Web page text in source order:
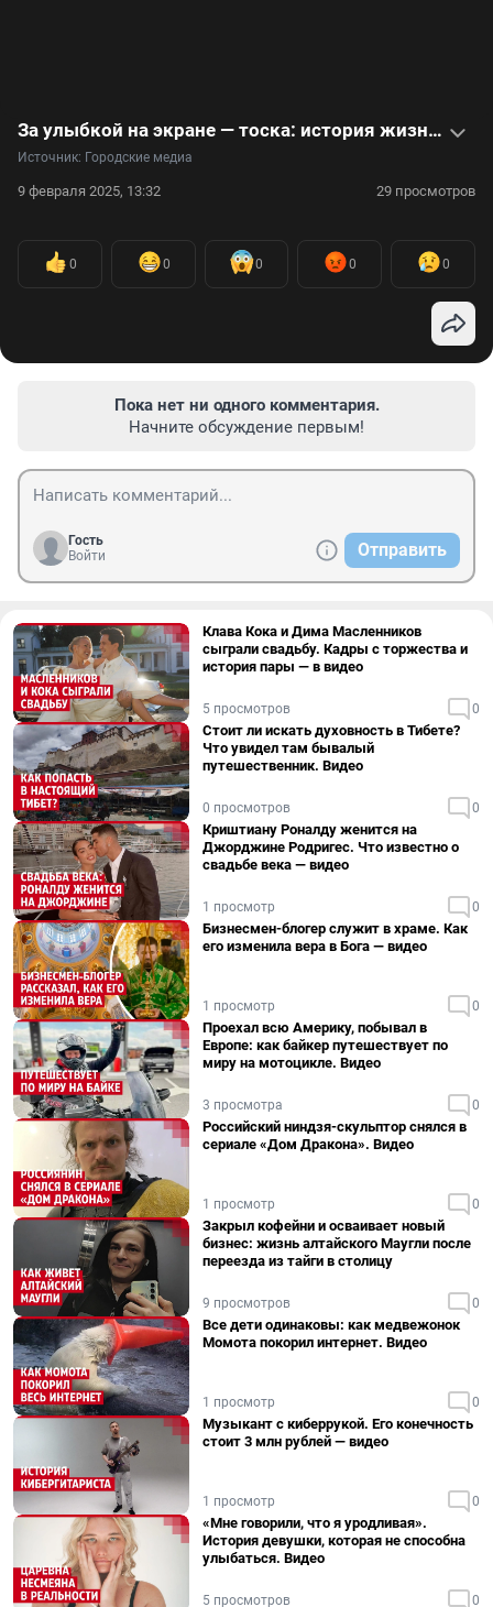
За улыбкой на экране — тоска: история жизни короля эпизодов советского кино
Источник: Городские медиа
9 февраля 2025, 13:32 29 просмотров
0 0 0 0 0
Пока нет ни одного комментария.
Начните обсуждение первым!
Гость
Войти
Отправить
Клава Кока и Дима Масленников
сыграли свадьбу. Кадры с торжества и
история пары — в видео
5 просмотров 0
Стоит ли искать духовность в Тибете?
Что увидел там бывалый
путешественник. Видео
0 просмотров 0
Криштиану Роналду женится на
Джорджине Родригес. Что известно о
свадьбе века — видео
1 просмотр 0
Бизнесмен-блогер служит в храме. Как
его изменила вера в Бога — видео
1 просмотр 0
Проехал всю Америку, побывал в
Европе: как байкер путешествует по
миру на мотоцикле. Видео
3 просмотра 0
Российский ниндзя-скульптор снялся в
сериале «Дом Дракона». Видео
1 просмотр 0
Закрыл кофейни и осваивает новый
бизнес: жизнь алтайского Маугли после
переезда из тайги в столицу
9 просмотров 0
Все дети одинаковы: как медвежонок
Момота покорил интернет. Видео
1 просмотр 0
Музыкант с киберрукой. Его конечность
стоит 3 млн рублей — видео
1 просмотр 0
«Мне говорили, что я уродливая».
История девушки, которая не способна
улыбаться. Видео
5 просмотров 0